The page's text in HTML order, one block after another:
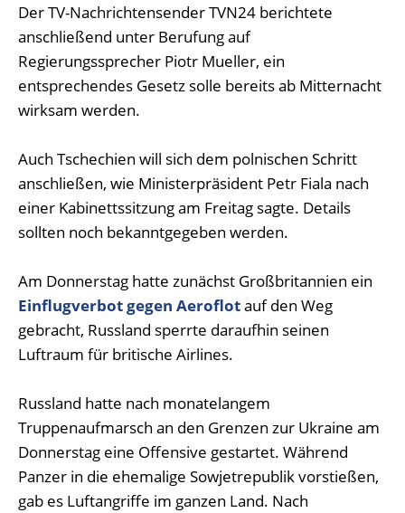
Der TV-Nachrichtensender TVN24 berichtete
anschließend unter Berufung auf
Regierungssprecher Piotr Mueller, ein
entsprechendes Gesetz solle bereits ab Mitternacht
wirksam werden.
Auch Tschechien will sich dem polnischen Schritt
anschließen, wie Ministerpräsident Petr Fiala nach
einer Kabinettssitzung am Freitag sagte. Details
sollten noch bekanntgegeben werden.
Am Donnerstag hatte zunächst Großbritannien ein
Einflugverbot gegen Aeroflotauf den Weg
gebracht, Russland sperrte daraufhin seinen
Luftraum für britische Airlines.
Russland hatte nach monatelangem
Truppenaufmarsch an den Grenzen zur Ukraine am
Donnerstag eine Offensive gestartet. Während
Panzer in die ehemalige Sowjetrepublik vorstießen,
gab es Luftangriffe im ganzen Land. Nach